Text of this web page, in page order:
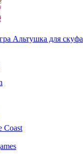
Альтушка для скуфа
Coast